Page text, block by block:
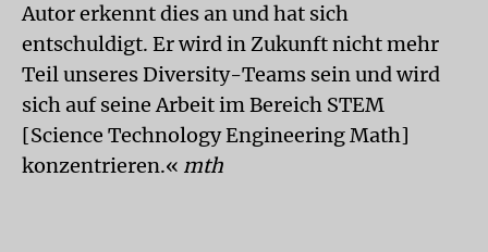
Autor erkennt dies an und hat sich
entschuldigt. Er wird in Zukunft nicht mehr
Teil unseres Diversity-Teams sein und wird
sich auf seine Arbeit im Bereich STEM
[Science Technology Engineering Math]
konzentrieren.« mth